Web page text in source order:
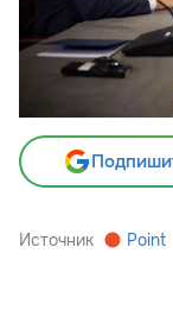
Источник Point